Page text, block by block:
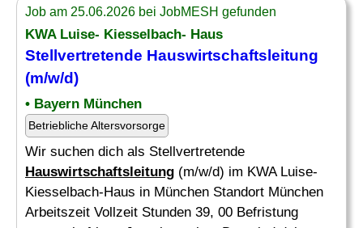
Job am 25.06.2026 bei JobMESH gefunden
KWA Luise- Kiesselbach- Haus
Stellvertretende Hauswirtschaftsleitung
(m/w/d)
• Bayern München
Betriebliche Altersvorsorge
Wir suchen dich als Stellvertretende
Hauswirtschaftsleitung (m/w/d) im KWA Luise-
Kiesselbach-Haus in München Standort München
Arbeitszeit Vollzeit Stunden 39, 00 Befristung